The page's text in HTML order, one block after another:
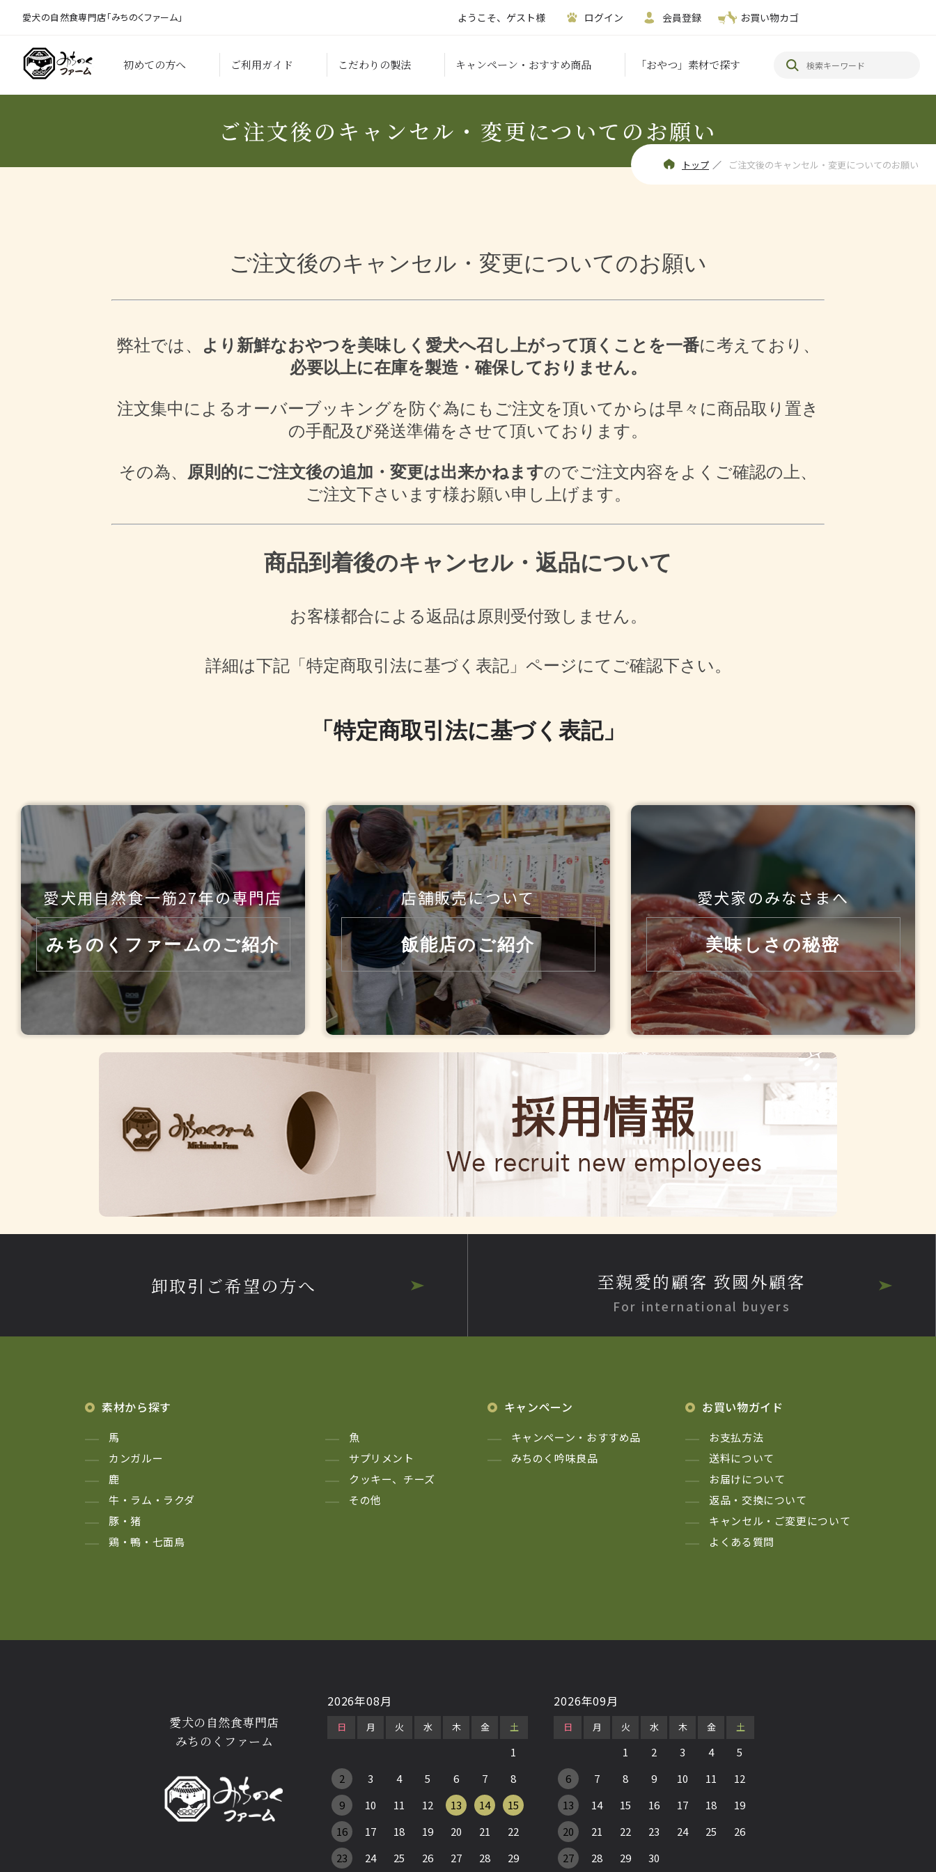
愛犬の自然食専門店「みちのくファーム」 ようこそ、ゲスト様 ログイン 会員登録 お買い物カゴ
初めての方へ ご利用ガイド こだわりの製法 キャンペーン・おすすめ商品 「おやつ」素材で探す
ご注文後のキャンセル・変更についてのお願い
トップ ／ ご注文後のキャンセル・変更についてのお願い
ご注文後のキャンセル・変更についてのお願い
弊社では、 より新鮮なおやつを美味しく愛犬へ召し上がって頂くことを一番に考えており、
必要以上に在庫を製造・確保しておりません。
注文集中によるオーバーブッキングを防ぐ為にもご注文を頂いてからは早々に商品取り置き
の手配及び発送準備をさせて頂いております。
その為、 原則的にご注文後の追加・変更は出来かねますのでご注文内容をよくご確認の上、
ご注文下さいます様お願い申し上げます。
商品到着後のキャンセル・返品について
お客様都合による返品は原則受付致しません。
詳細は下記「特定商取引法に基づく表記」ページにてご確認下さい。
「特定商取引法に基づく表記」
愛犬用自然食一筋27年の専門店
みちのくファームのご紹介
店舗販売について
飯能店のご紹介
愛犬家のみなさまへ
美味しさの秘密
卸取引ご希望の方へ 至親愛的顧客 致國外顧客
For international buyers
素材から探す
馬
カンガルー
鹿
牛・ラム・ラクダ
豚・猪
鶏・鴨・七面鳥
魚
サプリメント
クッキー、チーズ
その他
キャンペーン
キャンペーン・おすすめ品
みちのく吟味良品
お買い物ガイド
お支払方法
送料について
お届けについて
返品・交換について
キャンセル・ご変更について
よくある質問
愛犬の自然食専門店
みちのくファーム
2026年08月
日 月 火 水 木 金 土
1
2
3 4 5 6 7
8
9
10 11 12 13 14
15
16
17 18 19 20 21
22
23
24 25 26 27 28 29
2026年09月
日 月 火 水 木 金 土
1 2 3 4
5
6
7 8 9 10 11
12
13
14 15 16 17 18
19
20
21 22 23 24 25
26
27
28 29 30